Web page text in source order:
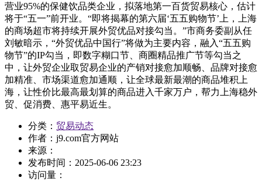
营业95%的保健饮品类企业，拟落地第一百货贸易核心，估计
将于“五一”前开业。“即将揭幕的第六届‘五五购物节’上，上海
的商场超市将持续开展外贸优品对接勾当。”市商务委副从任
刘敏暗示，“外贸优品中国行”将做为主要内容，融入“五五购
物节”的IP勾当，即数字糊口节、商圈精品推广节等勾当之
中，让外贸企业取贸易企业的产销对接愈加顺畅、品牌对接愈
加精准、市场渠道愈加通顺，让全球最新最潮的商品堆积上
海，让性价比最高最划算的商品进入千家万户，帮力上海稳外
贸、促消费、惠平易近生。
分类： 贸易动态
作者： j9.com官方网站
来源：
发布时间： 2025-06-06 23:23
访问量：